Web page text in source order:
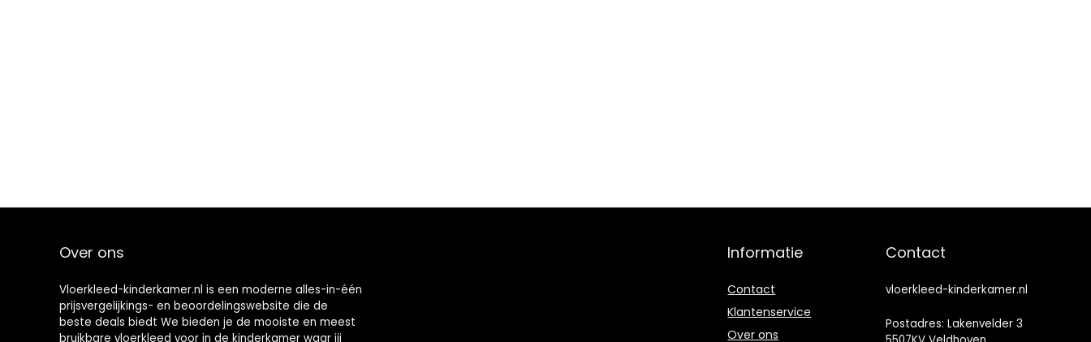
Over ons
Vloerkleed-kinderkamer.nl is een moderne alles-in-één
prijsvergelijkings- en beoordelingswebsite die de
beste deals biedt We bieden je de mooiste en meest
bruikbare vloerkleed voor in de kinderkamer waar jij
Informatie
Contact
Klantenservice
Over ons
Contact
vloerkleed-kinderkamer.nl
Postadres: Lakenvelder 3